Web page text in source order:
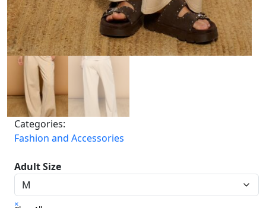
Categories:
Fashion and Accessories
Adult Size
×